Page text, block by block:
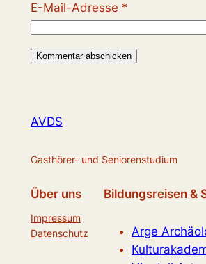
E-Mail-Adresse *
AVDS
Gasthörer- und Seniorenstudium
Über uns
Impressum
Datenschutz
Bildungsreisen &
Arge